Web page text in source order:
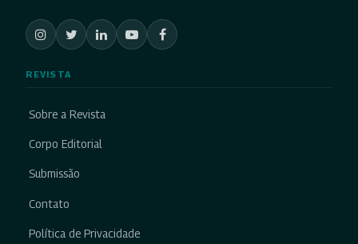
REVISTA
Sobre a Revista
Corpo Editorial
Submissão
Contato
Política de Privacidade